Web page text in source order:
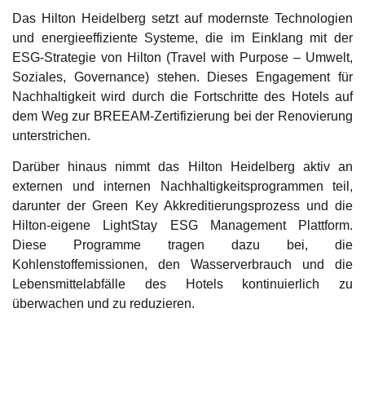
Das Hilton Heidelberg setzt auf modernste Technologien
und energieeffiziente Systeme, die im Einklang mit der
ESG-Strategie von Hilton (Travel with Purpose – Umwelt,
Soziales, Governance) stehen. Dieses Engagement für
Nachhaltigkeit wird durch die Fortschritte des Hotels auf
dem Weg zur BREEAM-Zertifizierung bei der Renovierung
unterstrichen.
Darüber hinaus nimmt das Hilton Heidelberg aktiv an
externen und internen Nachhaltigkeitsprogrammen teil,
darunter der Green Key Akkreditierungsprozess und die
Hilton-eigene LightStay ESG Management Plattform.
Diese Programme tragen dazu bei, die
Kohlenstoffemissionen, den Wasserverbrauch und die
Lebensmittelabfälle des Hotels kontinuierlich zu
überwachen und zu reduzieren.